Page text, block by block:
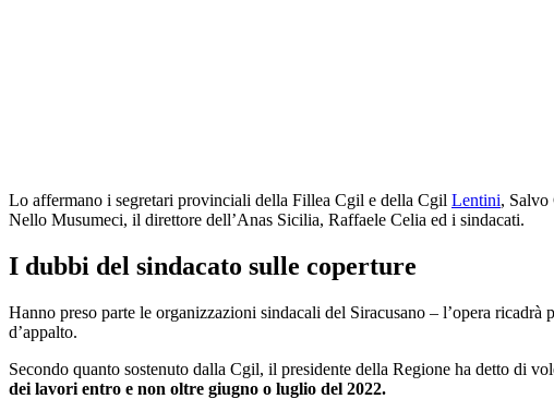
Lo affermano i segretari provinciali della Fillea Cgil e della Cgil Lentini, Salvo
Nello Musumeci, il direttore dell’Anas Sicilia, Raffaele Celia ed i sindacati.
I dubbi del sindacato sulle coperture
Hanno preso parte le organizzazioni sindacali del Siracusano – l’opera ricadrà
d’appalto.
Secondo quanto sostenuto dalla Cgil, il presidente della Regione ha detto di
dei lavori entro e non oltre giugno o luglio del 2022.